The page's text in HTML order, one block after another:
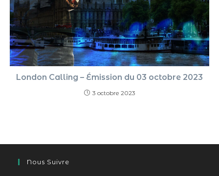
London Calling – Émission du 03 octobre 2023
3 octobre 2023
Nous Suivre